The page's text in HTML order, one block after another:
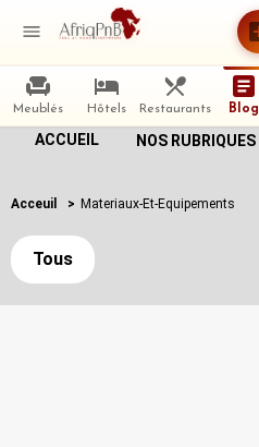
Meublés Hôtels Restaurants Blog
ACCUEIL NOS RUBRIQUES
Acceuil > Materiaux-Et-Equipements
Tous